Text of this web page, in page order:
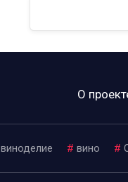
О
виноделие # вино #